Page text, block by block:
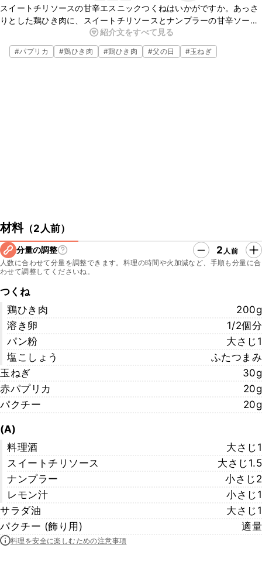
スイートチリソースの甘辛エスニックつくねはいかがですか。あっさ
りとした鶏ひき肉に、スイートチリソースとナンプラーの甘辛ソース
が絡んで、とっても美味しいですよ。おつまみにもぴったりなので、
ぜひお試しください。
紹介文をすべて見る
#パプリカ #鶏ひき肉 #鶏ひき肉 #父の日 #玉ねぎ
材料（2人前）
分量の調整 2 人前
人数に合わせて分量を調整できます。料理の時間や火加減など、手順も分量に合
わせて調整してくださいね。
つくね
鶏ひき肉
200g
溶き卵
1/2個分
パン粉
大さじ1
塩こしょう
ふたつまみ
玉ねぎ
30g
赤パプリカ
20g
パクチー
20g
(A)
料理酒
大さじ1
スイートチリソース
大さじ1.5
ナンプラー
小さじ2
レモン汁
小さじ1
サラダ油
大さじ1
パクチー (飾り用)
適量
料理を安全に楽しむための注意事項